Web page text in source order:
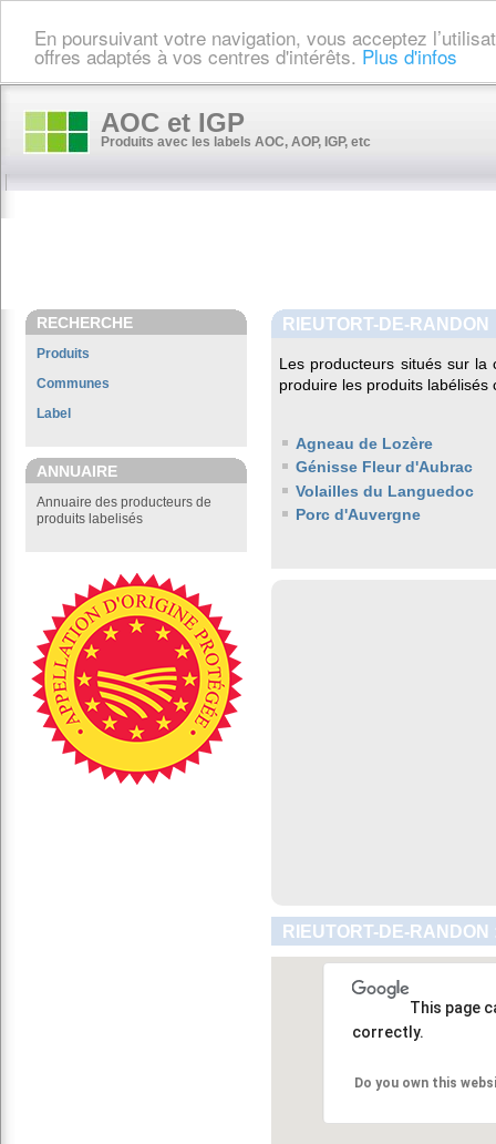
En poursuivant votre navigation, vous acceptez
offres adaptés à vos centres d'intérêts. Plus d'infos
AOC et IGP
Produits avec les labels AOC, AOP, IGP, etc
RECHERCHE
Produits
Communes
Label
ANNUAIRE
Annuaire des producteurs de
produits labelisés
RIEUTORT-DE-RANDON
Les producteurs situés sur la
produire les produits labélisés
Agneau de Lozère
Génisse Fleur d'Aubrac
Volailles du Languedoc
Porc d'Auvergne
RIEUTORT-DE-
This page
correctly.
Do you own this